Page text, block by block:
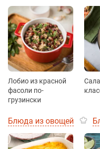
Лобио из красной
фасоли по-
грузински
Блюда из овощей